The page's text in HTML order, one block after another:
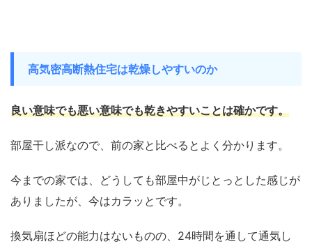
高気密高断熱住宅は乾燥しやすいのか
良い意味でも悪い意味でも乾きやすいことは確かです。
部屋干し派なので、前の家と比べるとよく分かります。
今までの家では、どうしても部屋中がじとっとした感じが
ありましたが、今はカラッとです。
換気扇ほどの能力はないものの、24時間を通して通気し